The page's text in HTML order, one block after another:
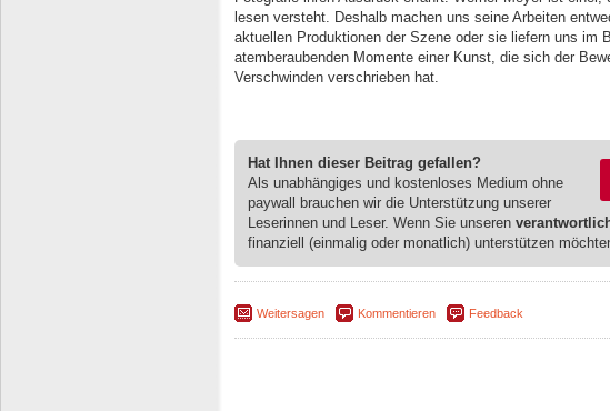
lesen versteht. Deshalb machen uns seine Arbeiten
aktuellen Produktionen der Szene oder sie liefern uns im
atemberaubenden Momente einer Kunst, die sich der
Verschwinden verschrieben hat.
Hat Ihnen dieser Beitrag gefallen?
Als unabhängiges und kostenloses Medium ohne
paywall brauchen wir die Unterstützung unserer
Leserinnen und Leser. Wenn Sie unseren
finanziell (einmalig oder monatlich) unterstützen
Weitersagen Kommentieren Feedback